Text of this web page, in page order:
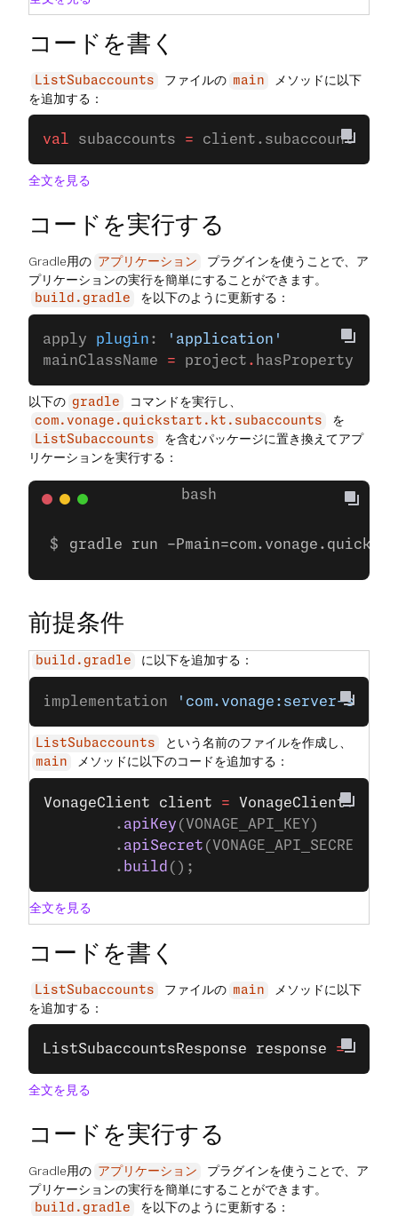
コードを書く
ListSubaccounts ファイルの main
メソッドに以下
を追加する：
val subaccounts = client.subaccounts.
全文を見る
コードを実行する
Gradle用の アプリケーション
プラグインを使うことで、ア
プリケーションの実行を簡単にすることができます。
build.gradle を以下のように更新する：
apply plugin :
'application'
mainClassName = project . hasProperty(
以下の gradle コマンドを実行し、
com.vonage.quickstart.kt.subaccounts を
ListSubaccounts
を含むパッケージに置き換えてアプ
リケーションを実行する：
gradle run -
前提条件
build.gradle に以下を追加する：
implementation 'com.vonage:server-
ListSubaccounts という名前のファイルを作成し、
main メソッドに以下のコードを追加する：
VonageClient client = VonageClient.
		.
apiKey (VONAGE_API_KEY)
		.
apiSecret (VONAGE_API_SECRET)
		.
build ();
全文を見る
コードを書く
ListSubaccounts ファイルの main
メソッドに以下
を追加する：
ListSubaccountsResponse response =
全文を見る
コードを実行する
Gradle用の アプリケーション
プラグインを使うことで、ア
プリケーションの実行を簡単にすることができます。
build.gradle を以下のように更新する：